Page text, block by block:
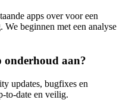
apps over voor een
beginnen met een analyse
onderhoud aan?
updates, bugfixes en
to-date en veilig.